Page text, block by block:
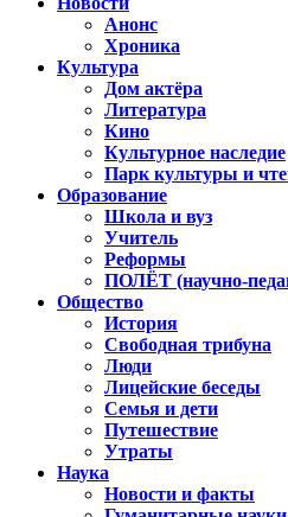
Анонс
Хроника
Культура
Дом актёра
Литература
Кино
Культурное наследие
Парк культуры и
Образование
Школа и вуз
Учитель
Реформы
ПОЛЁТ (научно-
Общество
История
Свободная трибуна
Люди
Лицейские беседы
Семья и дети
Путешествие
Утраты
Наука
Новости и факты